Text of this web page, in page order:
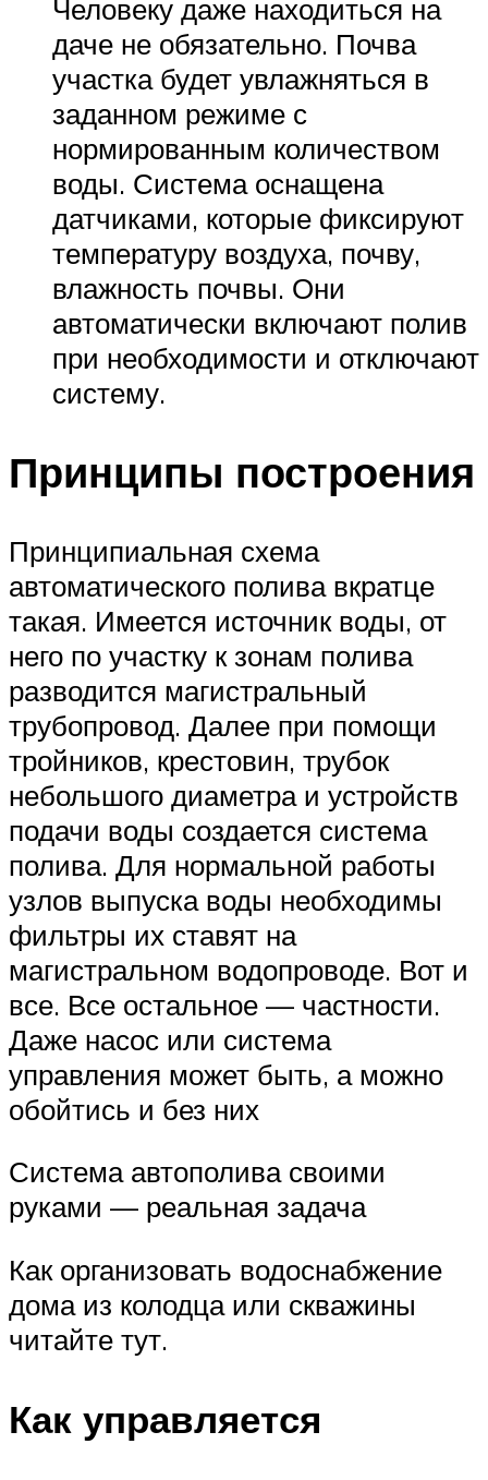
Человеку даже находиться на
даче не обязательно. Почва
участка будет увлажняться в
заданном режиме с
нормированным количеством
воды. Система оснащена
датчиками, которые фиксируют
температуру воздуха, почву,
влажность почвы. Они
автоматически включают полив
при необходимости и отключают
систему.
Принципы построения
Принципиальная схема
автоматического полива вкратце
такая. Имеется источник воды, от
него по участку к зонам полива
разводится магистральный
трубопровод. Далее при помощи
тройников, крестовин, трубок
небольшого диаметра и устройств
подачи воды создается система
полива. Для нормальной работы
узлов выпуска воды необходимы
фильтры их ставят на
магистральном водопроводе. Вот и
все. Все остальное — частности.
Даже насос или система
управления может быть, а можно
обойтись и без них
Система автополива своими
руками — реальная задача
Как организовать водоснабжение
дома из колодца или скважины
читайте тут.
Как управляется